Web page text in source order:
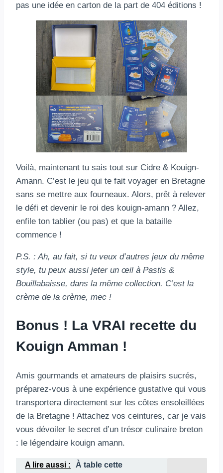
pas une idée en carton de la part de 404 éditions !
Voilà, maintenant tu sais tout sur Cidre & Kouign-
Amann. C’est le jeu qui te fait voyager en Bretagne
sans se mettre aux fourneaux. Alors, prêt à relever
le défi et devenir le roi des kouign-amann ? Allez,
enfile ton tablier (ou pas) et que la bataille
commence !
P.S. : Ah, au fait, si tu veux d’autres jeux du même
style, tu peux aussi jeter un œil à Pastis &
Bouillabaisse, dans la même collection. C’est la
crème de la crème, mec !
Bonus ! La VRAI recette du
Kouign Amman !
Amis gourmands et amateurs de plaisirs sucrés,
préparez-vous à une expérience gustative qui vous
transportera directement sur les côtes ensoleillées
de la Bretagne ! Attachez vos ceintures, car je vais
vous dévoiler le secret d’un trésor culinaire breton
: le légendaire kouign amann.
A lire aussi :
À table cette